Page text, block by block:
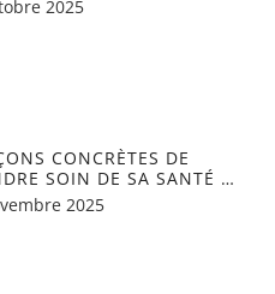
2025
CONCRÈTES DE
SOIN DE SA SANTÉ …
2025